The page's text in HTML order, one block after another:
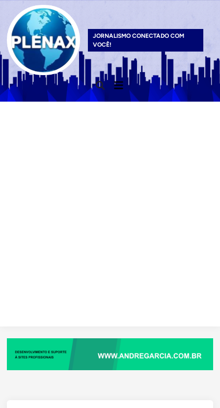
content
JORNALISMO CONECTADO COM
VOCÊ!
Open
Search
Main
Menu